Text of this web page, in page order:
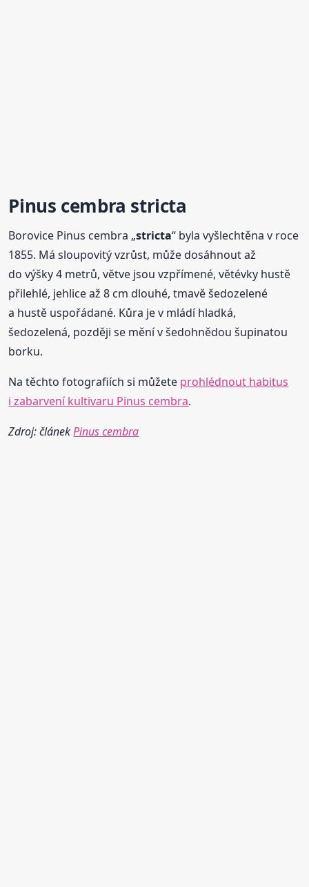
Pinus cembra stricta
Borovice Pinus cembra „stricta“ byla vyšlechtěna v roce
1855. Má sloupovitý vzrůst, může dosáhnout až
do výšky 4 metrů, větve jsou vzpřímené, větévky hustě
přilehlé, jehlice až 8 cm dlouhé, tmavě šedozelené
a hustě uspořádané. Kůra je v mládí hladká,
šedozelená, později se mění v šedohnědou šupinatou
borku.
Na těchto fotografiích si můžete prohlédnout habitus
i zabarvení kultivaru Pinus cembra.
Zdroj: článekPinus cembra